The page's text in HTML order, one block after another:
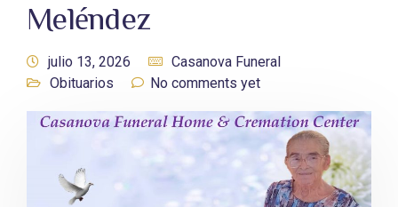
Meléndez
julio 13, 2026
Casanova Funeral
Obituarios
No comments yet